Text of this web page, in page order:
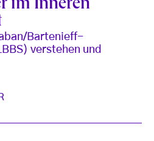
im Inneren
Bartenieff-
verstehen und